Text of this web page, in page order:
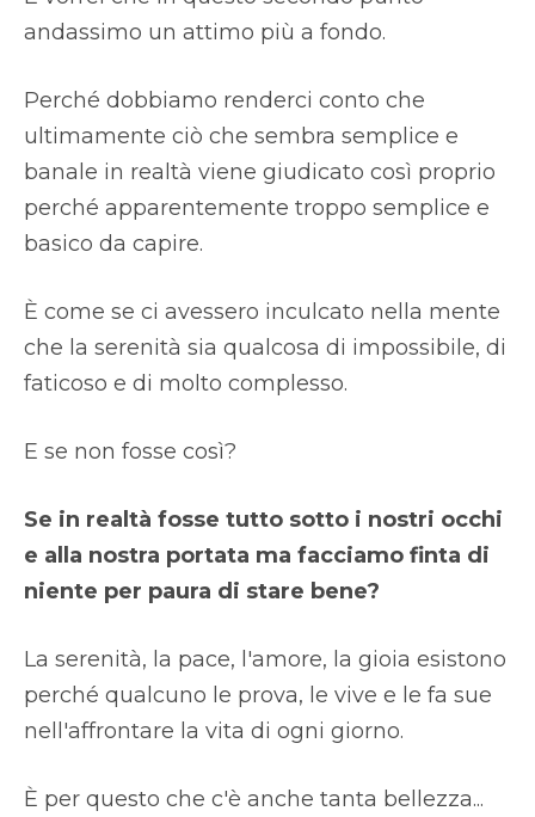
andassimo un attimo più a fondo.
Perché dobbiamo renderci conto che
ultimamente ciò che sembra semplice e
banale in realtà viene giudicato così proprio
perché apparentemente troppo semplice e
basico da capire.
È come se ci avessero inculcato nella mente
che la serenità sia qualcosa di impossibile, di
faticoso e di molto complesso.
E se non fosse così?
Se in realtà fosse tutto sotto i nostri occhi
e alla nostra portata ma facciamo finta di
niente per paura di stare bene?
La serenità, la pace, l'amore, la gioia esistono
perché qualcuno le prova, le vive e le fa sue
nell'affrontare la vita di ogni giorno.
È per questo che c'è anche tanta bellezza...